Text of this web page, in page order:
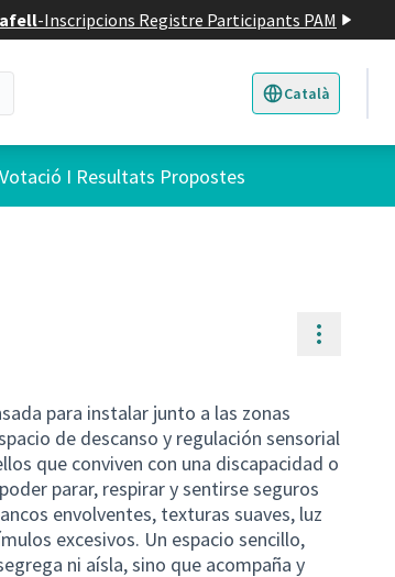
-Inscripcions Registre Participants PAM
Català
Triar la llengua
d'usuari
Votació I Resultats Propostes
para instalar junto a las zonas
de descanso y regulación sensorial
que conviven con una discapacidad o
parar, respirar y sentirse seguros
envolventes, texturas suaves, luz
excesivos. Un espacio sencillo,
ni aísla, sino que acompaña y